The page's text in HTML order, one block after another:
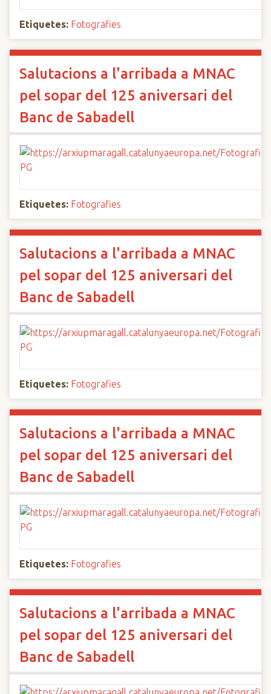
Etiquetes: Fotografies
Salutacions a l'arribada a MNAC
pel sopar del 125 aniversari del
Banc de Sabadell
Etiquetes: Fotografies
Salutacions a l'arribada a MNAC
pel sopar del 125 aniversari del
Banc de Sabadell
Etiquetes: Fotografies
Salutacions a l'arribada a MNAC
pel sopar del 125 aniversari del
Banc de Sabadell
Etiquetes: Fotografies
Salutacions a l'arribada a MNAC
pel sopar del 125 aniversari del
Banc de Sabadell